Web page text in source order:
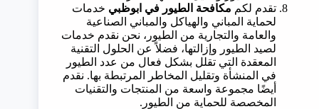
تقدم لكم مكافحة الطيور في ابوظبي خدمات
لحماية المباني والهياكل والمباني الصناعية
والعامة والتجارية من الطيور، نحن نقدم خدمات
لصيد الطيور وإزالتها، فضلاً عن الحلول التقنية
المعقدة التي تقلل بشكل فعال من عدد الطيور
في المنشأة وتقليل المخاطر المرتبطة بها. نقدم
أيضًا مجموعة واسعة من المنتجات والتقنيات
المخصصة للحماية من الطيور.